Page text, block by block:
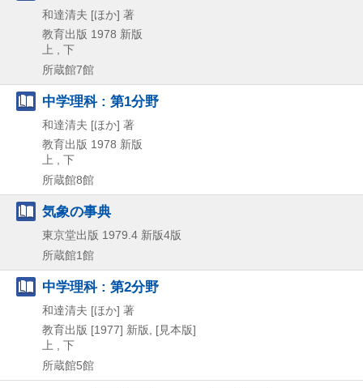
和達清夫 [ほか] 著
教育出版 1978 新版
上 , 下
所蔵館7館
中学理科 : 第1分野
和達清夫 [ほか] 著
教育出版 1978 新版
上 , 下
所蔵館8館
気象の事典
東京堂出版 1979.4 新版4版
所蔵館1館
中学理科 : 第2分野
和達清夫 [ほか] 著
教育出版 [1977] 新版, [見本版]
上 , 下
所蔵館5館